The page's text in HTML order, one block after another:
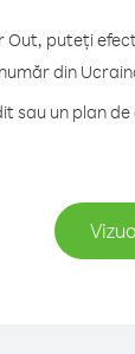
Out, puteți
din
sau un plan